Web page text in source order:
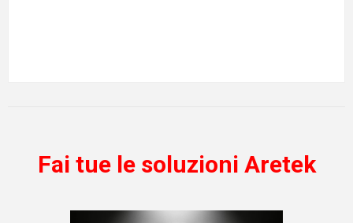
Fai tue le soluzioni Aretek